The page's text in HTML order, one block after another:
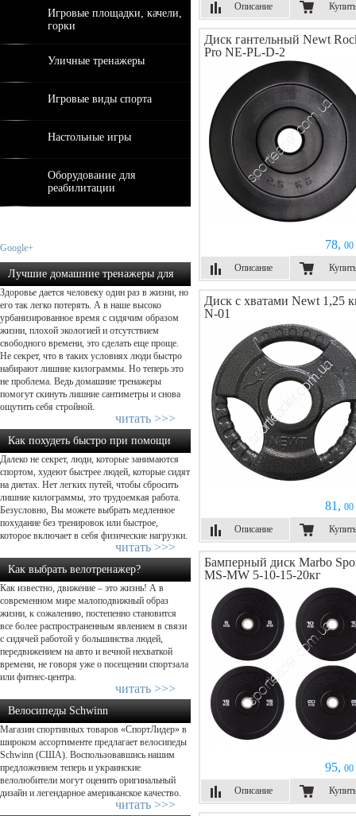
Игровые площадки, качели,
горки
Уличные тренажеры
Игровые виды спорта
Настольные игры
Оборудование для
реабилитации
Google+
Лучшие домашние тренажеры для
похудения: какой выбрать?...
Здоровье дается человеку один раз в жизни, но
его так легко потерять. А в наше высоко
урбанизированное время с сидячим образом
жизни, плохой экологией и отсутствием
свободного времени, это сделать еще проще.
Не секрет, что в таких условиях люди быстро
набирают лишние килограммы. Но теперь это
не проблема. Ведь домашние тренажеры
помогут скинуть лишние сантиметры и снова
ощутить себя стройной.
читать >>>
Как похудеть быстро при помощи
физической нагрузки...
Далеко не секрет, люди, которые занимаются
спортом, худеют быстрее людей, которые сидят
на диетах. Нет легких путей, чтобы сбросить
лишние килограммы, это трудоемкая работа.
Безусловно, Вы можете выбрать медленное
похудание без тренировок или быстрое,
которое включает в себя физические нагрузки.
читать >>>
Как выбрать велотренажер?
Как известно, движение – это жизнь! А в
современном мире малоподвижный образ
жизни, к сожалению, постепенно становится
все более распространенным явлением в связи
с сидячей работой у большинства людей,
передвижением на авто и вечной нехваткой
времени, не говоря уже о посещении спортзала
или фитнес-центра.
читать >>>
Велосипеды Schwinn
Магазин спортивных товаров «СпортЛидер» в
широком ассортименте предлагает велосипеды
Schwinn (США). Воспользовавшись нашим
предложением теперь и украинские
велолюбители могут оценить оригинальный
дизайн и легендарное американское качество.
читать >>>
Описание
Купить
Диск гантельный Newt
Pro NE-PL-D-2
78, 00
Описание
Купить
Диск с хватами Newt 1,25
N-01
81, 00
Описание
Купить
Бамперный диск Marbo
MS-MW 5-10-15-20кг
95, 00
Описание
Купить